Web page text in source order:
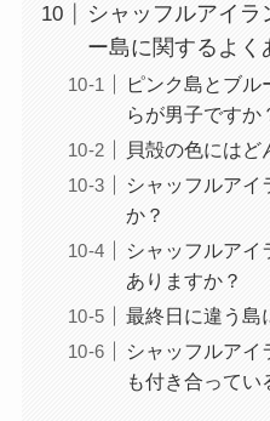
シャッフルアイ
ー島に関するよく
ピンク島とブル
らが男子ですか
貝殻の色にはど
シャッフルアイ
か？
シャッフルアイ
ありますか？
最終日に違う島
シャッフルアイ
も付き合ってい